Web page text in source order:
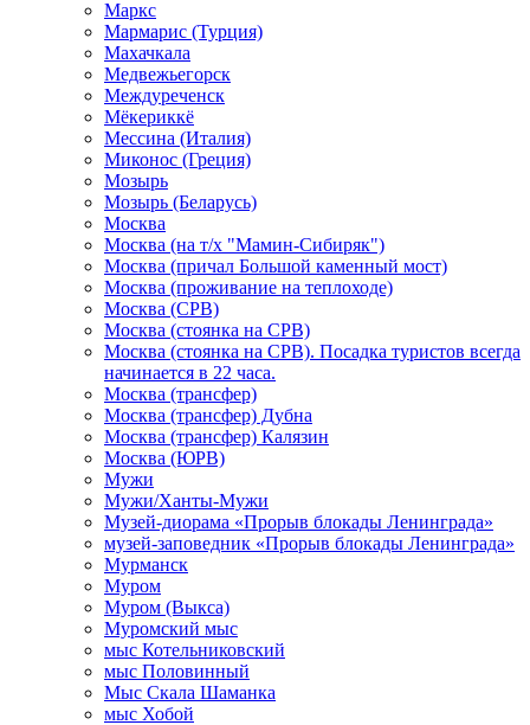
Маркс
Мармарис (Турция)
Махачкала
Медвежьегорск
Междуреченск
Мёкериккё
Мессина (Италия)
Миконос (Греция)
Мозырь
Мозырь (Беларусь)
Москва
Москва (на т/х "Мамин-Сибиряк")
Москва (причал Большой каменный мост)
Москва (проживание на теплоходе)
Москва (СРВ)
Москва (стоянка на СРВ)
Москва (стоянка на СРВ). Посадка туристов всегда
начинается в 22 часа.
Москва (трансфер)
Москва (трансфер) Дубна
Москва (трансфер) Калязин
Москва (ЮРВ)
Мужи
Мужи/Ханты-Мужи
Музей-диорама «Прорыв блокады Ленинграда»
музей-заповедник «Прорыв блокады Ленинграда»
Мурманск
Муром
Муром (Выкса)
Муромский мыс
мыс Котельниковский
мыс Половинный
Мыс Скала Шаманка
мыс Хобой